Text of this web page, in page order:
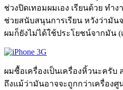
ช่วงปิดเทอมผมเอง เรียนด้วย ทำ
ช่วยสนับสนุนการเรียน หวังว่ามัน
ผมก็ยังไม่ได้ใช้ประโยชน์จากมัน (
ผมซื้อเครื่องเป็นเครื่องหิ้วนะครับ
ถึงแม้ว่ามันอาจจะถูกกว่าเครื่อง